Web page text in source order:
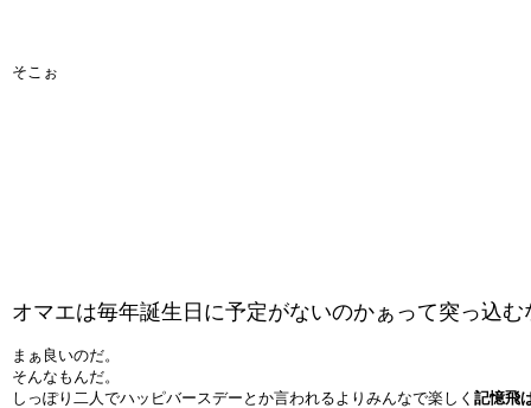
そこぉ
オマエは毎年誕生日に予定がないのかぁって突っ込む
まぁ良いのだ。
そんなもんだ。
しっぽり二人でハッピバースデーとか言われるよりみんなで楽しく 記憶飛